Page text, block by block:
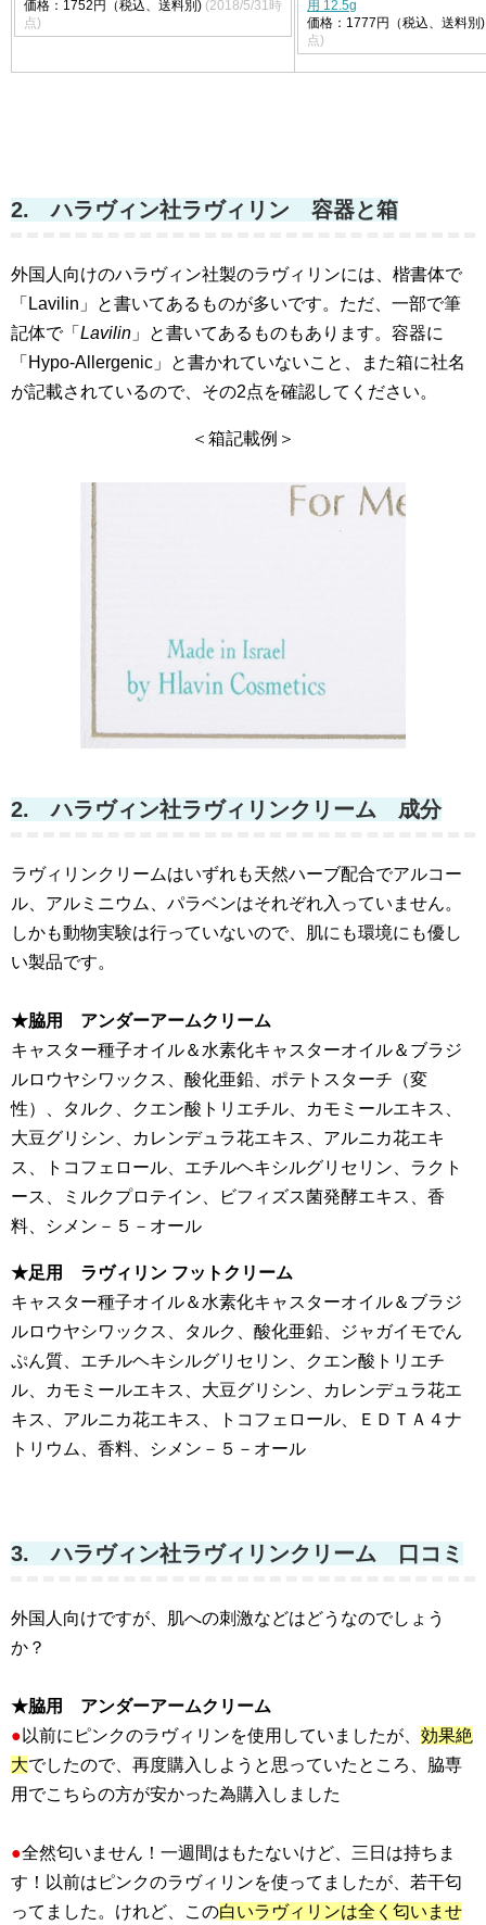
価格：1752円（税込、送料別) (2018/5/31時
点)
用 12.5g
価格：1777円（税込、送料別)
点)
2. ハラヴィン社ラヴィリン 容器と箱
外国人向けのハラヴィン社製のラヴィリンには、楷書体で
「Lavilin」と書いてあるものが多いです。ただ、一部で筆
記体で「 Lavilin 」と書いてあるものもあります。容器に
「Hypo-Allergenic」と書かれていないこと、また箱に社名
が記載されているので、その2点を確認してください。
＜箱記載例＞
2. ハラヴィン社ラヴィリンクリーム 成分
ラヴィリンクリームはいずれも天然ハーブ配合でアルコー
ル、アルミニウム、パラベンはそれぞれ入っていません。
しかも動物実験は行っていないので、肌にも環境にも優し
い製品です。
★脇用 アンダーアームクリーム
キャスター種子オイル＆水素化キャスターオイル＆ブラジ
ルロウヤシワックス、酸化亜鉛、ポテトスターチ（変
性）、タルク、クエン酸トリエチル、カモミールエキス、
大豆グリシン、カレンデュラ花エキス、アルニカ花エキ
ス、トコフェロール、エチルヘキシルグリセリン、ラクト
ース、ミルクプロテイン、ビフィズス菌発酵エキス、香
料、シメン－５－オール
★足用 ラヴィリン フットクリーム
キャスター種子オイル＆水素化キャスターオイル＆ブラジ
ルロウヤシワックス、タルク、酸化亜鉛、ジャガイモでん
ぷん質、エチルヘキシルグリセリン、クエン酸トリエチ
ル、カモミールエキス、大豆グリシン、カレンデュラ花エ
キス、アルニカ花エキス、トコフェロール、ＥＤＴＡ４ナ
トリウム、香料、シメン－５－オール
3. ハラヴィン社ラヴィリンクリーム 口コミ
外国人向けですが、肌への刺激などはどうなのでしょう
か？
★脇用 アンダーアームクリーム
● 以前にピンクのラヴィリンを使用していましたが、 効果絶
大でしたので、再度購入しようと思っていたところ、脇専
用でこちらの方が安かった為購入しました
●全然匂いません！一週間はもたないけど、三日は持ちま
す！以前はピンクのラヴィリンを使ってましたが、若干匂
ってました。けれど、この白いラヴィリンは全く匂いませ